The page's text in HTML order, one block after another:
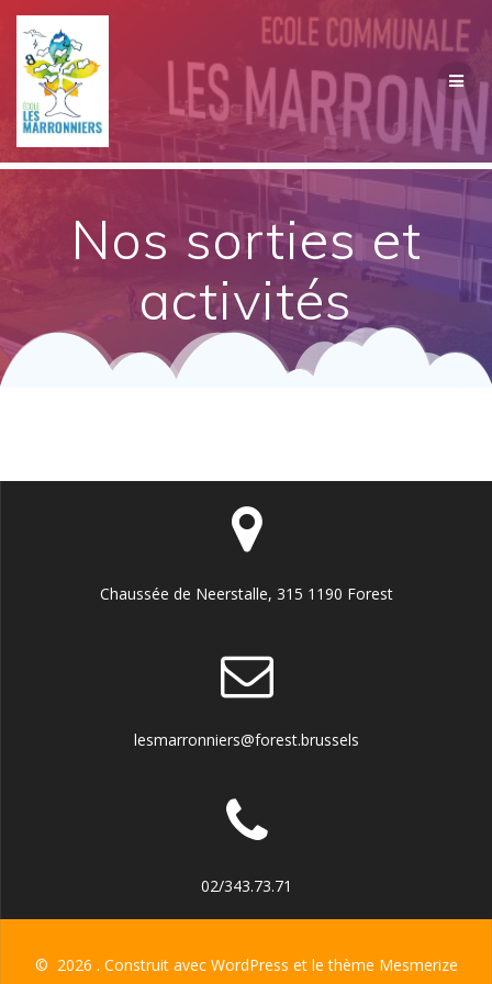
Nos sorties et
activités
Chaussée de Neerstalle, 315 1190 Forest
lesmarronniers@forest.brussels
02/343.73.71
© 2026 . Construit avec WordPress et lethème Mesmerize